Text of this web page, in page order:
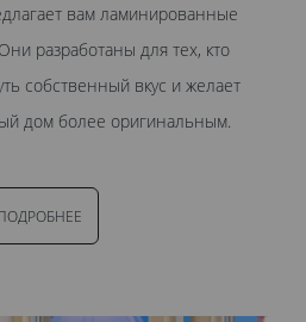
вам ламинированные
разработаны для тех, кто
собственный вкус и желает
дом более оригинальным.